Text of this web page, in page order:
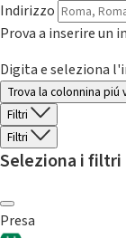
Indirizzo
Prova a inserire un
Digita e seleziona
Trova la colonnina piú
Filtri
Filtri
Seleziona i filtri
Presa